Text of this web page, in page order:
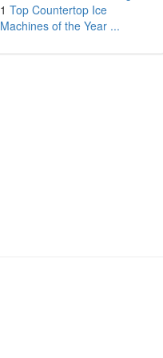
1 Top Countertop Ice
Machines of the Year ...